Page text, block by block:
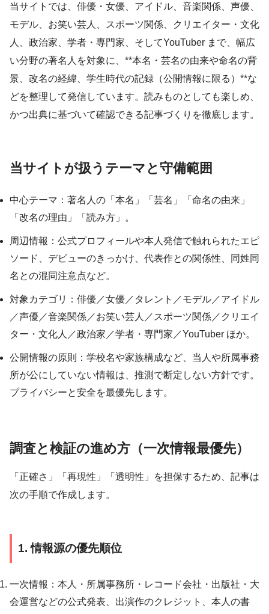
当サイトでは、俳優・女優、アイドル、音楽関係、声優、
モデル、お笑い芸人、スポーツ関係、クリエイター・文化
人、政治家、学者・専門家、そしてYouTuber まで、幅広
い分野の著名人を対象に、**本名・芸名の由来や命名の背
景、改名の経緯、学生時代の記録（公開情報に限る）**な
どを整理して発信しています。読みものとしても楽しめ、
かつ出典に基づいて確認できる記事づくりを徹底します。
当サイトが扱うテーマと守備範囲
中心テーマ：著名人の「本名」「芸名」「命名の由来」
「改名の理由」「読み方」。
周辺情報：公式プロフィールや本人発信で触れられたエピ
ソード、デビューのきっかけ、代表作との関係性、同姓同
名との混同注意点など。
対象カテゴリ：俳優／女優／タレント／モデル／アイドル
／声優／音楽関係／お笑い芸人／スポーツ関係／クリエイ
ター・文化人／政治家／学者・専門家／YouTuber ほか。
公開情報の原則：学校名や家族構成など、当人や所属事務
所が公にしていない情報は、推測で断定しない方針です。
プライバシーと安全を最優先します。
調査と検証の進め方（一次情報最優先）
「正確さ」「再現性」「透明性」を担保するため、記事は
次の手順で作成します。
1. 情報源の優先順位
一次情報：本人・所属事務所・レコード会社・出版社・大
会運営などの公式発表、出演作のクレジット、本人の書